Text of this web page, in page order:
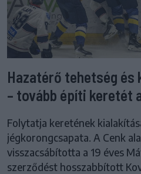
Hazatérő tehetség és
– tovább építi keretét
Folytatja keretének
jégkorongcsapata. A Cenk
visszacsábította a 19 éves
szerződést hosszabbított